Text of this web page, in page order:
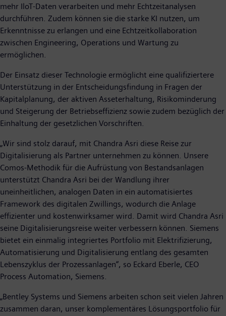
mehr IloT-Daten verarbeiten und mehr Echtzeitanalysen
durchführen. Zudem können sie die starke KI nutzen, um
Erkenntnisse zu erlangen und eine Echtzeitkollaboration
zwischen Engineering, Operations und Wartung zu
ermöglichen.
Der Einsatz dieser Technologie ermöglicht eine qualifiziertere
Unterstützung in der Entscheidungsfindung in Fragen der
Kapitalplanung, der aktiven Asseterhaltung, Risikominderung
und Steigerung der Betriebseffizienz sowie zudem bezüglich der
Einhaltung der gesetzlichen Vorschriften.
„Wir sind stolz darauf, mit Chandra Asri diese Reise zur
Digitalisierung als Partner unternehmen zu können. Unsere
Comos-Methodik für die Aufrüstung von Bestandsanlagen
unterstützt Chandra Asri bei der Wandlung ihrer
uneinheitlichen, analogen Daten in ein automatisiertes
Framework des digitalen Zwillings, wodurch die Anlage
effizienter und kostenwirksamer wird. Damit wird Chandra Asri
seine Digitalisierungsreise weiter verbessern können. Siemens
bietet ein einmalig integriertes Portfolio mit Elektrifizierung,
Automatisierung und Digitalisierung entlang des gesamten
Lebenszyklus der Prozessanlagen“, so Eckard Eberle, CEO
Process Automation, Siemens.
„Bentley Systems und Siemens arbeiten schon seit vielen Jahren
zusammen daran, unser komplementäres Lösungsportfolio für